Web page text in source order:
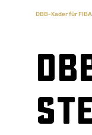
DBB-Kader für